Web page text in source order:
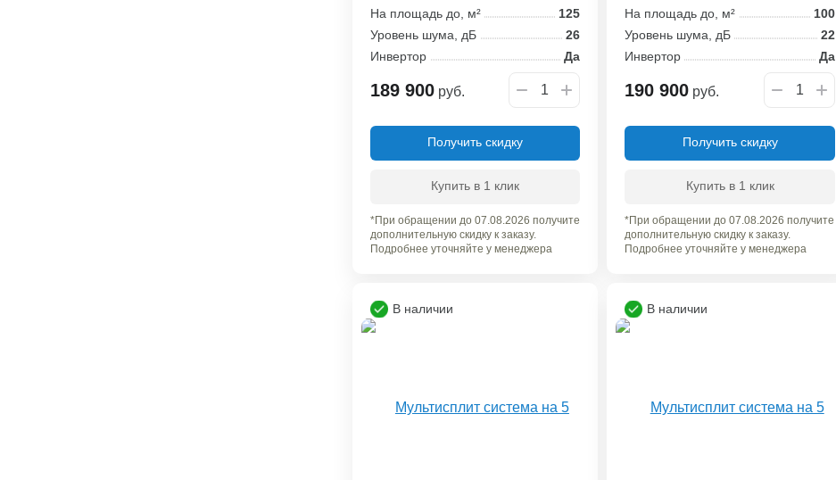
На площадь до, м²
125
Уровень шума, дБ
26
Инвертор
Да
189 900руб.
Получить скидку
Купить в 1 клик
*При обращении до 07.08.2026 получите
дополнительную скидку к заказу.
Подробнее уточняйте у менеджера
На площадь до, м²
100
Уровень шума, дБ
22
Инвертор
Да
190 900 руб.
Получить скидку
Купить в 1 клик
*При обращении до 07.08.2026 получите
дополнительную скидку к заказу.
Подробнее уточняйте у менеджера
В наличии В наличии